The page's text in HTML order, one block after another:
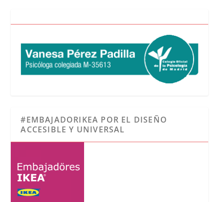
#EMBAJADORIKEA POR EL DISEÑO
ACCESIBLE Y UNIVERSAL